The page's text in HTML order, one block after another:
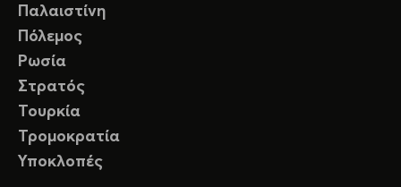
Παλαιστίνη
Πόλεμος
Ρωσία
Στρατός
Τουρκία
Τρομοκρατία
Υποκλοπές